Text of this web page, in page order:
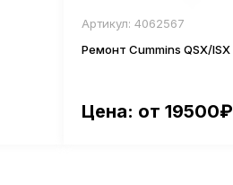
Цена: от 19500₽
Ремонт Cummins QSX/ISX
Артикул: 4062567